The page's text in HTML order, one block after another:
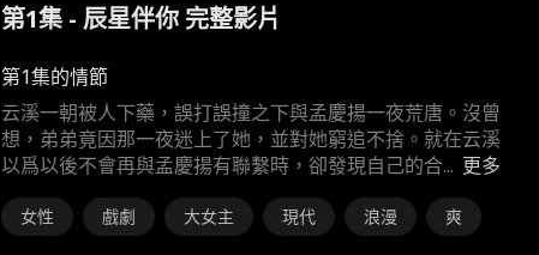
第1集 - 辰星伴你 完整影片
第1集的情節
更多
云溪一朝被人下藥，誤打誤撞之下與孟慶揚一夜荒唐。沒曾
想，弟弟竟因那一夜迷上了她，並對她窮追不捨。就在云溪
以爲以後不會再與孟慶揚有聯繫時，卻發現自己的合...
女性 戲劇 大女主 現代 浪漫 爽